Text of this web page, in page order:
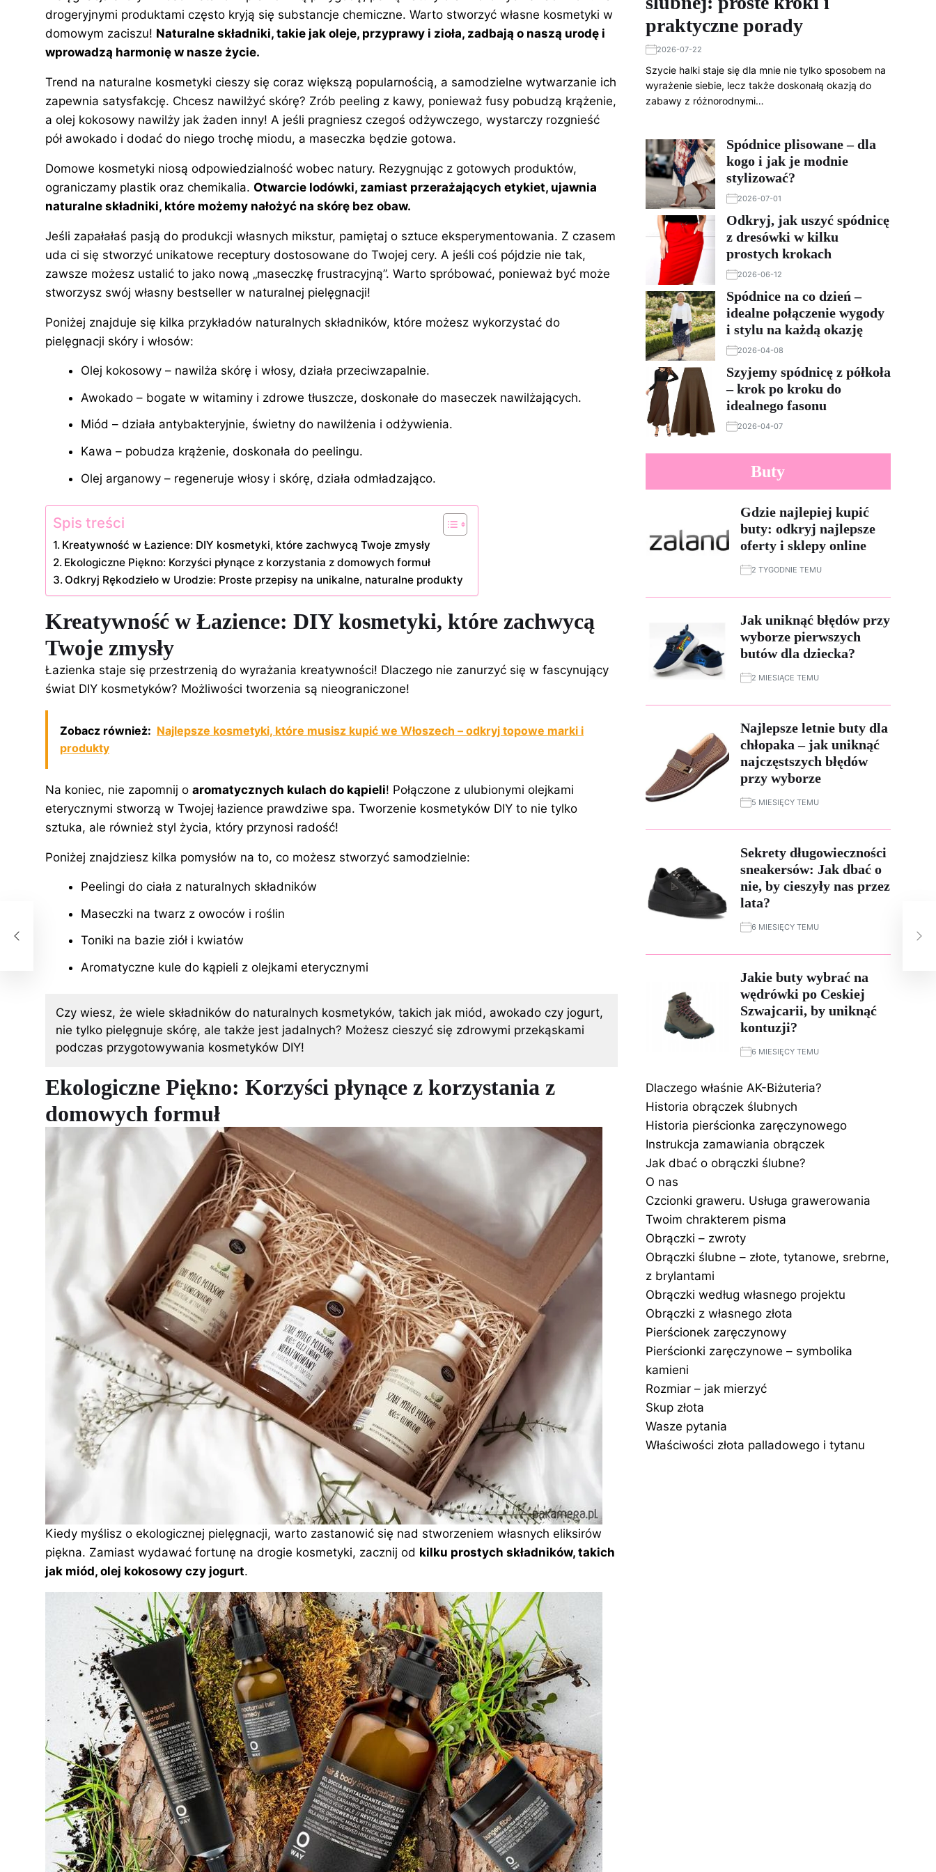
e
b
o
o
k
e
st
e
dI
n
o
p
di
t
bl
r
drogeryjnymi produktami często kryją się substancje chemiczne. Warto stworzyć własne kosmetyki w
domowym zaciszu! Naturalne składniki, takie jak oleje, przyprawy i zioła, zadbają o naszą urodę i
wprowadzą harmonię w nasze życie.
Trend na naturalne kosmetyki cieszy się coraz większą popularnością, a samodzielne wytwarzanie ich
zapewnia satysfakcję. Chcesz nawilżyć skórę? Zrób peeling z kawy, ponieważ fusy pobudzą krążenie,
a olej kokosowy nawilży jak żaden inny! A jeśli pragniesz czegoś odżywczego, wystarczy rozgnieść
pół awokado i dodać do niego trochę miodu, a maseczka będzie gotowa.
Domowe kosmetyki niosą odpowiedzialność wobec natury. Rezygnując z gotowych produktów,
ograniczamy plastik oraz chemikalia. Otwarcie lodówki, zamiast przerażających etykiet, ujawnia
naturalne składniki, które możemy nałożyć na skórę bez obaw.
Jeśli zapałałaś pasją do produkcji własnych mikstur, pamiętaj o sztuce eksperymentowania. Z czasem
uda ci się stworzyć unikatowe receptury dostosowane do Twojej cery. A jeśli coś pójdzie nie tak,
zawsze możesz ustalić to jako nową „maseczkę frustracyjną”. Warto spróbować, ponieważ być może
stworzysz swój własny bestseller w naturalnej pielęgnacji!
Poniżej znajduje się kilka przykładów naturalnych składników, które możesz wykorzystać do
pielęgnacji skóry i włosów:
Olej kokosowy – nawilża skórę i włosy, działa przeciwzapalnie.
Awokado – bogate w witaminy i zdrowe tłuszcze, doskonałe do maseczek nawilżających.
Miód – działa antybakteryjnie, świetny do nawilżenia i odżywienia.
Kawa – pobudza krążenie, doskonała do peelingu.
Olej arganowy – regeneruje włosy i skórę, działa odmładzająco.
Spis treści
Kreatywność w Łazience: DIY kosmetyki, które zachwycą Twoje zmysły
Ekologiczne Piękno: Korzyści płynące z korzystania z domowych formuł
Odkryj Rękodzieło w Urodzie: Proste przepisy na unikalne, naturalne produkty
Kreatywność w Łazience: DIY kosmetyki, które zachwycą
Twoje zmysły
Łazienka staje się przestrzenią do wyrażania kreatywności! Dlaczego nie zanurzyć się w fascynujący
świat DIY kosmetyków? Możliwości tworzenia są nieograniczone!
Zobacz również: Najlepsze kosmetyki, które musisz kupić we Włoszech – odkryj topowe marki i
produkty
Na koniec, nie zapomnij o aromatycznych kulach do kąpieli! Połączone z ulubionymi olejkami
eterycznymi stworzą w Twojej łazience prawdziwe spa. Tworzenie kosmetyków DIY to nie tylko
sztuka, ale również styl życia, który przynosi radość!
Poniżej znajdziesz kilka pomysłów na to, co możesz stworzyć samodzielnie:
Peelingi do ciała z naturalnych składników
Maseczki na twarz z owoców i roślin
Toniki na bazie ziół i kwiatów
Aromatyczne kule do kąpieli z olejkami eterycznymi
Czy wiesz, że wiele składników do naturalnych kosmetyków, takich jak miód, awokado czy jogurt,
nie tylko pielęgnuje skórę, ale także jest jadalnych? Możesz cieszyć się zdrowymi przekąskami
podczas przygotowywania kosmetyków DIY!
Ekologiczne Piękno: Korzyści płynące z korzystania z
domowych formuł
Kiedy myślisz o ekologicznej pielęgnacji, warto zastanowić się nad stworzeniem własnych eliksirów
piękna. Zamiast wydawać fortunę na drogie kosmetyki, zacznij od kilku prostych składników, takich
jak miód, olej kokosowy czy jogurt.
praktyczne porady
2026-07-22
Szycie halki staje się dla mnie nie tylko sposobem na
wyrażenie siebie, lecz także doskonałą okazją do
zabawy z różnorodnymi…
Spódnice plisowane – dla
kogo i jak je modnie
stylizować?
2026-07-01
Odkryj, jak uszyć spódnicę
z dresówki w kilku
prostych krokach
2026-06-12
Spódnice na co dzień –
idealne połączenie wygody
i stylu na każdą okazję
2026-04-08
Szyjemy spódnicę z półkoła
– krok po kroku do
idealnego fasonu
2026-04-07
Buty
Gdzie najlepiej kupić
buty: odkryj najlepsze
oferty i sklepy online
2 TYGODNIE TEMU
Jak uniknąć błędów przy
wyborze pierwszych
butów dla dziecka?
2 MIESIĄCE TEMU
Najlepsze letnie buty dla
chłopaka – jak uniknąć
najczęstszych błędów
przy wyborze
5 MIESIĘCY TEMU
Sekrety długowieczności
sneakersów: Jak dbać o
nie, by cieszyły nas przez
lata?
6 MIESIĘCY TEMU
Jakie buty wybrać na
wędrówki po Ceskiej
Szwajcarii, by uniknąć
kontuzji?
6 MIESIĘCY TEMU
Dlaczego właśnie AK-Biżuteria?
Historia obrączek ślubnych
Historia pierścionka zaręczynowego
Instrukcja zamawiania obrączek
Jak dbać o obrączki ślubne?
O nas
Czcionki graweru. Usługa grawerowania
Twoim chrakterem pisma
Obrączki – zwroty
Obrączki ślubne – złote, tytanowe, srebrne,
z brylantami
Obrączki według własnego projektu
Obrączki z własnego złota
Pierścionek zaręczynowy
Pierścionki zaręczynowe – symbolika
kamieni
Rozmiar – jak mierzyć
Skup złota
Wasze pytania
Właściwości złota palladowego i tytanu
i
–